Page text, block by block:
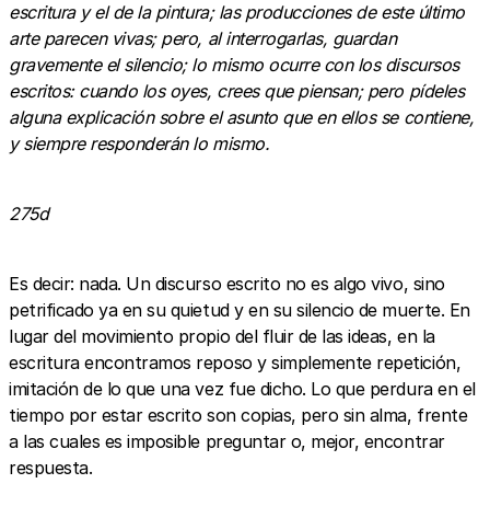
escritura y el de la pintura; las producciones de este último
arte parecen vivas; pero, al interrogarlas, guardan
gravemente el silencio; lo mismo ocurre con los discursos
escritos: cuando los oyes, crees que piensan; pero pídeles
alguna explicación sobre el asunto que en ellos se contiene,
y siempre responderán lo mismo.
275d
Es decir: nada. Un discurso escrito no es algo vivo, sino
petrificado ya en su quietud y en su silencio de muerte. En
lugar del movimiento propio del fluir de las ideas, en la
escritura encontramos reposo y simplemente repetición,
imitación de lo que una vez fue dicho. Lo que perdura en el
tiempo por estar escrito son copias, pero sin alma, frente
a las cuales es imposible preguntar o, mejor, encontrar
respuesta.